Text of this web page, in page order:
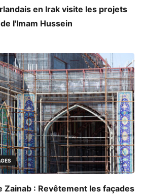
en Irak visite les projets
l'Imam Hussein
Zainab : Revêtement les façades